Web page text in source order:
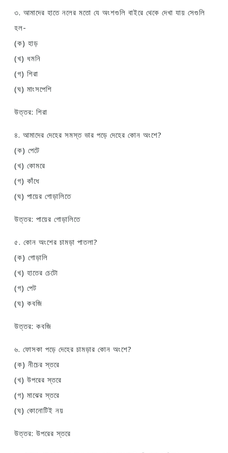
৩. আমাদের হাতে নলের মতো যে অংশগুলি বাইরে থেকে দেখা যায় সেগুলি
হল-
(ক) হাড়
(খ) ধমনি
(গ) শিরা
(ঘ) মাংসপেশি
উত্তর: শিরা
৪. আমাদের দেহের সমস্ত ভার পড়ে দেহের কোন অংশে?
(ক) পেটে
(খ) কোমরে
(গ) কাঁধে
(ঘ) পায়ের গোড়ালিতে
উত্তর: পায়ের গোড়ালিতে
৫. কোন অংশের চামড়া পাতলা?
(ক) গোড়ালি
(খ) হাতের চেটো
(গ) পেট
(ঘ) কবজি
উত্তর: কবজি
৬. ফোসকা পড়ে দেহের চামড়ার কোন অংশে?
(ক) নীচের স্তরে
(খ) উপরের স্তরে
(গ) মাঝের স্তরে
(ঘ) কোনোটিই নয়
উত্তর: উপরের স্তরে